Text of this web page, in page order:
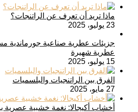
ماذا تريد أن تعرف عن الراتنجات؟
23 يوليو، 2025
جزيئات عطرية صناعية جورماندية
عطرية شهيرة
15 يوليو، 2025
الفرق بين الراتنجيات والبلسميات
27 مايو، 2025
أخشاب أكيجالا: نغمة خشبية عصرية